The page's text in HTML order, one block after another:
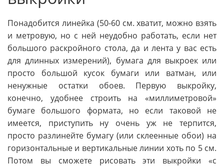
Понадобится линейка (50-60 см. хватит, можно взять
и метровую, но с ней неудобно работать, если нет
большого раскройного стола, да и лента у вас есть
для длинных измерений), бумага для выкроек или
просто большой кусок бумаги или ватман, или
ненужные остатки обоев. Первую выкройку,
конечно, удобнее строить на «миллиметровой»
бумаге большого формата, но если таковой не
имеется, приступить ну очень уж не терпится,
просто разлинейте бумагу (или склеенные обои) на
горизонтальные и вертикальные линии хоть по 5 см.
Потом вы сможете рисовать эти выкройки «с